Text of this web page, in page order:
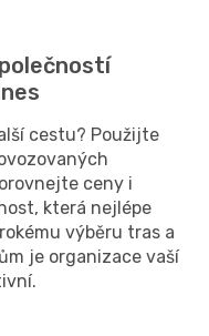
cestu? Použijte
ceny i
která nejlépe
výběru tras a
je organizace vaší